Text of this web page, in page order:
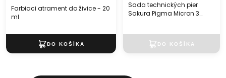
Farbiaci atrament do živice - 20
ml
Sada technických pier
Sakura Pigma Micron 3